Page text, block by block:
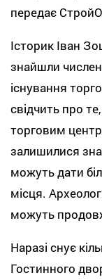
передає
Історик Іван
знайшли
існування
свідчить про
торговим
залишилися
можуть дати
місця.
можуть
Наразі снує
Гостинного